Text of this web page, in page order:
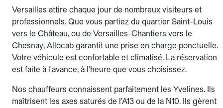
Versailles attire chaque jour de nombreux visiteurs et
professionnels. Que vous partiez du quartier Saint-Louis
vers le Château, ou de Versailles-Chantiers vers le
Chesnay, Allocab garantit une prise en charge ponctuelle.
Votre véhicule est confortable et climatisé. La réservation
est faite à l'avance, à l'heure que vous choisissez.
Nos chauffeurs connaissent parfaitement les Yvelines. Ils
maîtrisent les axes saturés de l'A13 ou de la N10. Ils gèrent